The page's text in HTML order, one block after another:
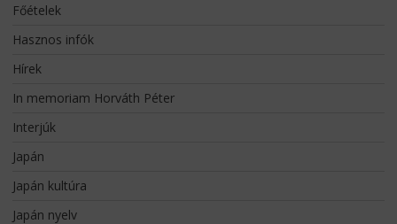
Főételek
Hasznos infók
Hírek
In memoriam Horváth Péter
Interjúk
Japán
Japán kultúra
Japán nyelv